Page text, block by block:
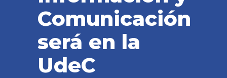
Comunicación
será en la
UdeC